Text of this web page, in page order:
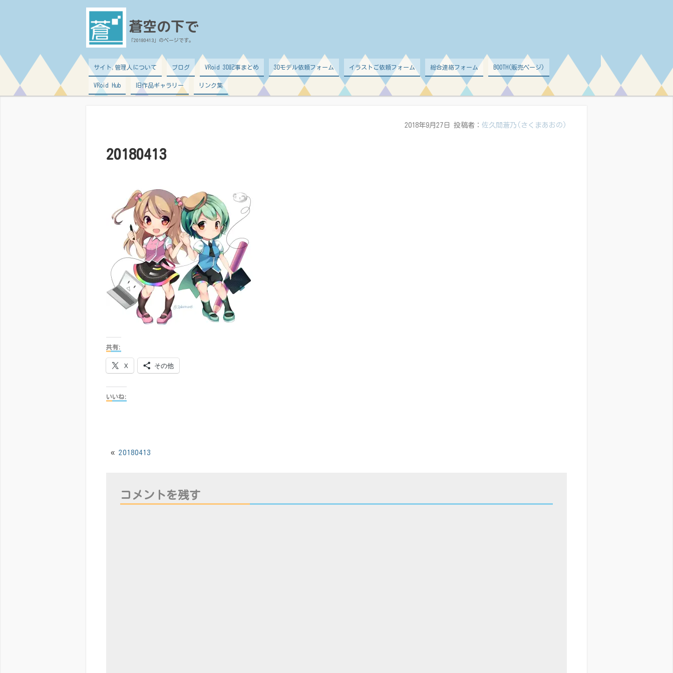
蒼空の下で
「20180413」のページです。
サイト,管理人について ブログ VRoid 3D記事まとめ 3Dモデル依頼フォーム イラストご依頼フォーム 総合連絡フォーム BOOTH(販売ページ)
VRoid Hub 旧作品ギャラリー リンク集
2018年9月27日 投稿者： 佐久間蒼乃(さくまあおの)
20180413
共有:
X その他
いいね:
«20180413
コメントを残す